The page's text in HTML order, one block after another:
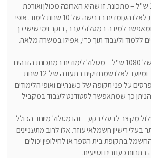
מסלול שאורכו 1260 ש"ל – מתכונת זו שהיא הארוכה מכולן ואורכת
כשנתיים וחצי מיועדת לאלו העומדים בדרישה של 10 שנות לימוד. אופי
ומאפשר למידה במסלולי ערב, בוקר וימי שישי כך
ללמוד ולעבוד תוך כדי, אפילו במשרה מלאה.
מסלול נוסף בהיקף של 1080 ש"ל – מסלול לימודים במתכונת הזו הינו
המסלול הנפוץ ביותר ומיועד לאלו שמחזיקים בתעודה של 12 שנות
על פני תקופה של כשנתיים ואופי הלימודים
כך שמתאפשר לסטודנט לעבוד במקביל
מקוצר לבעלי רקע – זהו מסלול מיוחד הכולל
בעלי רישיון חשמלאי עוזר. אלו לרוב מתעניינים
בתקופת בית הספר או לחילופין יכולים
בתחום כעוזרים וסייעים.